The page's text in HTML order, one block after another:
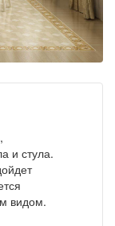
и стула.
видом.